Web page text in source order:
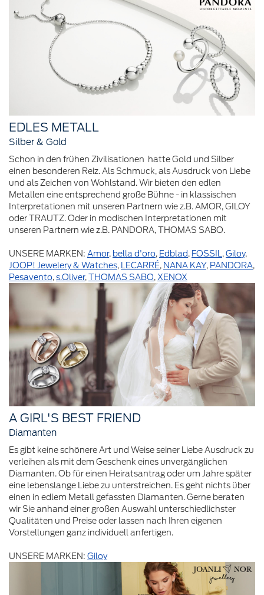
EDLES METALL
Silber & Gold
Schon in den frühen Zivilisationen hatte Gold und Silber
einen besonderen Reiz. Als Schmuck, als Ausdruck von Liebe
und als Zeichen von Wohlstand. Wir bieten den edlen
Metallen eine entsprechend große Bühne - in klassischen
Interpretationen mit unseren Partnern wie z.B. AMOR, GILOY
oder TRAUTZ. Oder in modischen Interpretationen mit
unseren Partnern wie z.B. PANDORA, THOMAS SABO.
UNSERE MARKEN: Amor, bella d'oro, Edblad, FOSSIL,Giloy,
JOOP! Jewelery & Watches, LECARRÉ, NANA KAY, PANDORA,
Pesavento,s.Oliver,THOMAS SABO,XENOX
A GIRL'S BEST FRIEND
Diamanten
Es gibt keine schönere Art und Weise seiner Liebe Ausdruck zu
verleihen als mit dem Geschenk eines unvergänglichen
Diamanten. Ob für einen Heiratsantrag oder um Jahre später
eine lebenslange Liebe zu unterstreichen. Es geht nichts über
einen in edlem Metall gefassten Diamanten. Gerne beraten
wir Sie anhand einer großen Auswahl unterschiedlichster
Qualitäten und Preise oder lassen nach Ihren eigenen
Vorstellungen ganz individuell anfertigen.
UNSERE MARKEN: Giloy